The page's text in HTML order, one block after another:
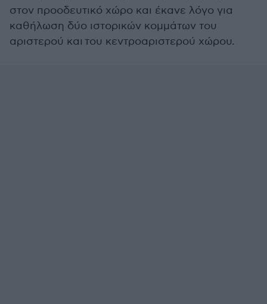
στον προοδευτικό χώρο και έκανε λόγο για
καθήλωση δύο ιστορικών κομμάτων του
αριστερού και του κεντροαριστερού χώρου.